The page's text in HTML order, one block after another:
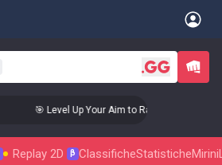
🎯 Level Up Your Aim to Radiant Status!
Replay 2D β ClassificheStatisticheMirini